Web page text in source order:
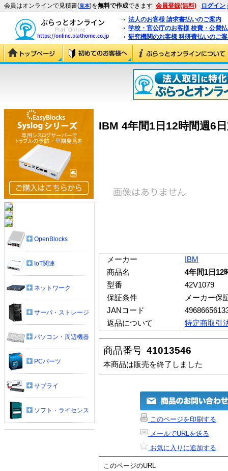
会員はオンラインで見積書(見本)を無料で作成できます 会員登録(無料) ログイン
法人のお客様 請求書払いのご案内
学校・官公庁のお客様 校費・公費
研究機関のお客様 科研費払いのご
IBM 4年間1日12時間週6
メーカー
IBM
商品名
4年間1日12
型番
42V1079
保証条件
メーカー保
JANコード
返品について
特定商取引
商品番号 41013546
本商品は販売を終了しました
このページを印刷する
メールでURLを送る
お気に入りに追加する
このページのURL
OpenBlocks
IoT関連
ネットワーク
サーバ・ストレージ
パソコン・周辺機器
PCパーツ
サプライ
ソフト・ライセンス